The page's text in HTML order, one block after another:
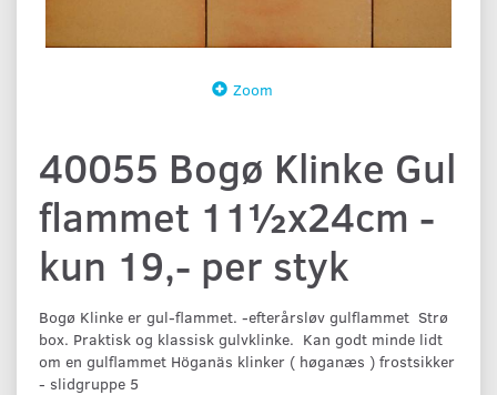
Zoom
40055 Bogø Klinke Gul
flammet 11½x24cm -
kun 19,- per styk
Bogø Klinke er gul-flammet. -efterårsløv gulflammet Strø
box. Praktisk og klassisk gulvklinke. Kan godt minde lidt
om en gulflammet Höganäs klinker ( høganæs ) frostsikker
- slidgruppe 5